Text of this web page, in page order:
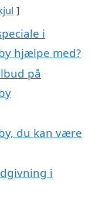
i
hjælpe med?
på
du kan være
i